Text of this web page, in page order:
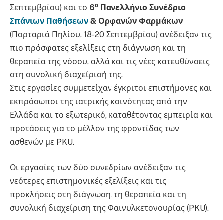
Σεπτεμβρίου) και το 6ο Πανελλήνιο Συνέδριο
Σπάνιων Παθήσεων & Ορφανών Φαρμάκων
(Πορταριά Πηλίου, 18-20 Σεπτεμβρίου) ανέδειξαν τις
πιο πρόσφατες εξελίξεις στη διάγνωση και τη
θεραπεία της νόσου, αλλά και τις νέες κατευθύνσεις
στη συνολική διαχείρισή της.
Στις εργασίες συμμετείχαν έγκριτοι επιστήμονες και
εκπρόσωποι της ιατρικής κοινότητας από την
Ελλάδα και το εξωτερικό, καταθέτοντας εμπειρία και
προτάσεις για το μέλλον της φροντίδας των
ασθενών με PKU.
Οι εργασίες των δύο συνεδρίων ανέδειξαν τις
νεότερες επιστημονικές εξελίξεις και τις
προκλήσεις στη διάγνωση, τη θεραπεία και τη
συνολική διαχείριση της Φαινυλκετονουρίας (PKU).